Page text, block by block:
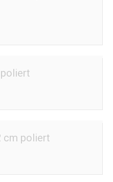
cm poliert